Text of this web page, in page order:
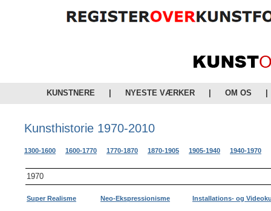
KUNSTNERE NYESTE VÆRKER OM OS
Kunsthistorie 1970-2010
1300-1600 1600-1770 1770-1870 1870-1905 1905-1940 1940-1970
1970
Super Realisme Neo-Ekspressionisme Installations- og